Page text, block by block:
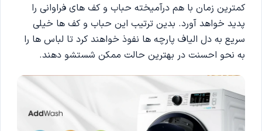
کمترین زمان با هم درآمیخته حباب و کف های فراوانی را
پدید خواهد آورد. بدین ترتیب این حباب و کف ها خیلی
سریع به دل الیاف پارچه ها نفوذ خواهند کرد تا لباس ها را
به نحو احسنت در بهترین حالت ممکن شستشو دهند.